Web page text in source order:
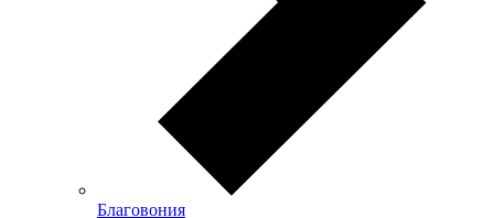
Благовония